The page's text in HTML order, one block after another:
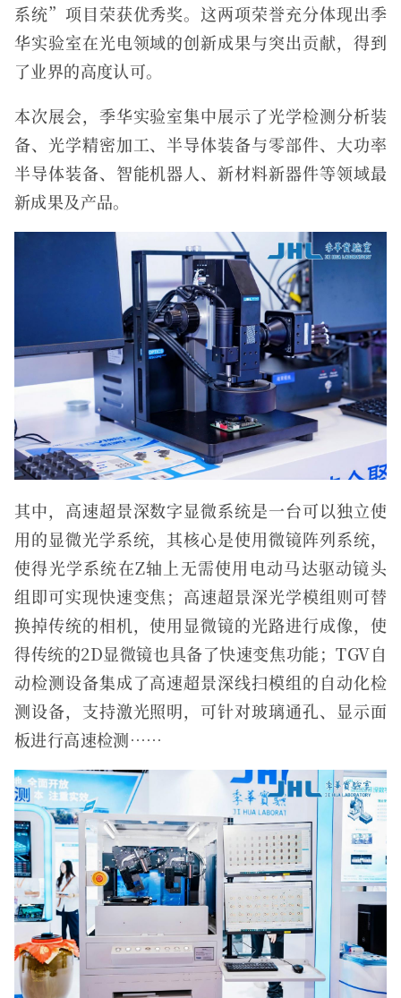
系统”项目荣获优秀奖。这两项荣誉充分体现出季
华实验室在光电领域的创新成果与突出贡献，得到
了业界的高度认可。
本次展会，季华实验室集中展示了光学检测分析装
备、光学精密加工、半导体装备与零部件、大功率
半导体装备、智能机器人、新材料新器件等领域最
新成果及产品。
其中，高速超景深数字显微系统是一台可以独立使
用的显微光学系统，其核心是使用微镜阵列系统，
使得光学系统在Z轴上无需使用电动马达驱动镜头
组即可实现快速变焦；高速超景深光学模组则可替
换掉传统的相机，使用显微镜的光路进行成像，使
得传统的2D显微镜也具备了快速变焦功能；TGV自
动检测设备集成了高速超景深线扫模组的自动化检
测设备，支持激光照明，可针对玻璃通孔、显示面
板进行高速检测……